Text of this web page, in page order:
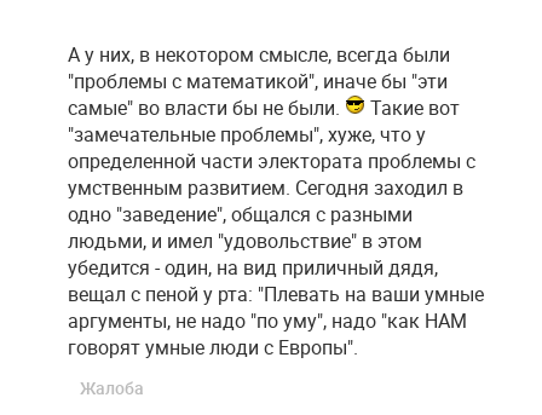
А у них, в некотором смысле, всегда были
"проблемы с математикой", иначе бы "эти
самые" во власти бы не были.
Такие вот
"замечательные проблемы", хуже, что у
определенной части электората проблемы с
умственным развитием. Сегодня заходил в
одно "заведение", общался с разными
людьми, и имел "удовольствие" в этом
убедится - один, на вид приличный дядя,
вещал с пеной у рта: "Плевать на ваши умные
аргументы, не надо "по уму", надо "как НАМ
говорят умные люди с Европы".
Жалоба